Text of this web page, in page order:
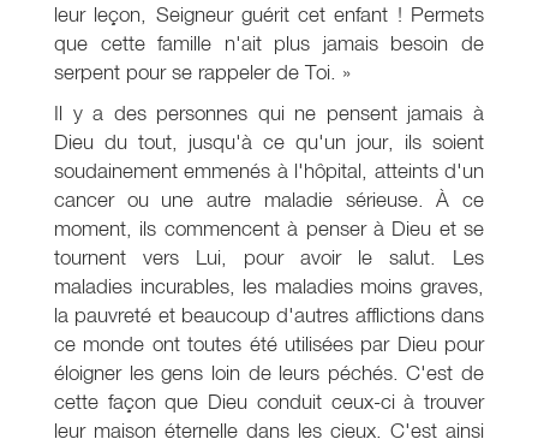
leur leçon, Seigneur guérit cet enfant ! Permets
que cette famille n'ait plus jamais besoin de
serpent pour se rappeler de Toi. »
Il y a des personnes qui ne pensent jamais à
Dieu du tout, jusqu'à ce qu'un jour, ils soient
soudainement emmenés à l'hôpital, atteints d'un
cancer ou une autre maladie sérieuse. À ce
moment, ils commencent à penser à Dieu et se
tournent vers Lui, pour avoir le salut. Les
maladies incurables, les maladies moins graves,
la pauvreté et beaucoup d'autres afflictions dans
ce monde ont toutes été utilisées par Dieu pour
éloigner les gens loin de leurs péchés. C'est de
cette façon que Dieu conduit ceux-ci à trouver
leur maison éternelle dans les cieux. C'est ainsi